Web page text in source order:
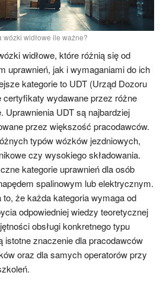
wózki widłowe ile ważne?
widłowe, które różnią się od
uprawnień, jak i wymaganiami do ich
kategorie to UDT (Urząd Dozoru
certyfikaty wydawane przez różne
Uprawnienia UDT są najbardziej
przez większość pracodawców.
typów wózków jezdniowych,
czy wysokiego składowania.
kategorie uprawnień dla osób
spalinowym lub elektrycznym.
że każda kategoria wymaga od
odpowiedniej wiedzy teoretycznej
obsługi konkretnego typu
istotne znaczenie dla pracodawców
oraz dla samych operatorów przy